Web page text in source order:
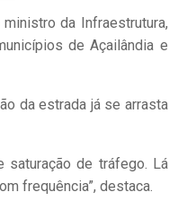
da Infraestrutura,
de Açailândia e
da estrada já se arrasta
saturação de tráfego. Lá
frequência”, destaca.